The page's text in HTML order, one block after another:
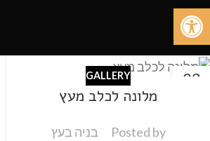
03
GALLERY
מלונה לכלב מעץ
Posted by בניה בעץ
פתח סרגל נגישות